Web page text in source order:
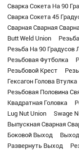
Сварка Сокета На 90
Сварка Сокета 45
Сварная Сварная
Butt Weld Union
Резьба На 90 Градусов
Резьбовая Футболка
Резьбовой Крест
Гексагон Голова Втулка
Резьбовая Половина
Квадратная Головка
Lug Nut Union
Swage
Выпускная Сварная
Боковой Выход
Развернуть Выход